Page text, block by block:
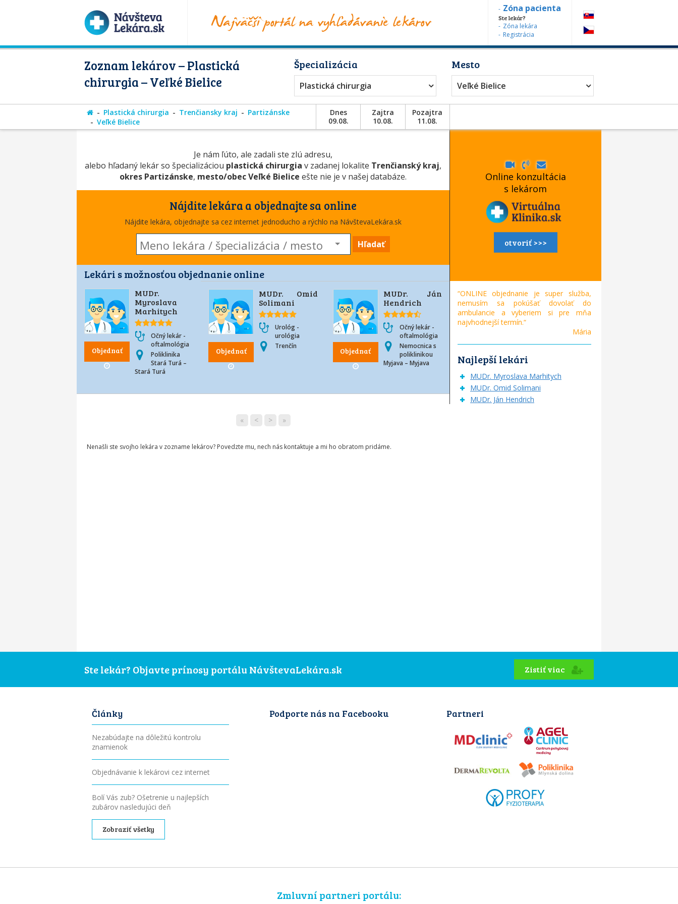
Zóna pacienta
Ste lekár?
Zóna lekára
Registrácia
Zoznam lekárov – Plastická
chirurgia – Veľké Bielice
Špecializácia
Plastická chirurgia
Mesto
Veľké Bielice
Plastická chirurgia Trenčiansky kraj
Partizánske
Veľké Bielice
Dnes
09.08.
Zajtra
10.08.
Pozajtra
11.08.
Je nám ľúto, ale zadali ste zlú adresu,
alebo hľadaný lekár so špecializáciou plastická chirurgia v zadanej lokalite Trenčianský kraj,
okres Partizánske, mesto/obec Veľké Bielice ešte nie je v našej databáze.
Nájdite lekára a objednajte sa online
Nájdite lekára, objednajte sa cez internet jednoducho a rýchlo na NávštevaLekára.sk
Hľadať
Lekári s možnosťou objednanie online
Objednať
MUDr.
Myroslava
Marhitych
Očný lekár -
oftalmológia
Poliklinika
Stará Turá –
Stará Turá
Objednať
MUDr. Omid
Solimani
Urológ -
urológia
Trenčín
Objednať
MUDr. Ján
Hendrich
Očný lekár -
oftalmológia
Nemocnica s
poliklinikou
Myjava – Myjava
« < > »
Nenašli ste svojho lekára v zozname lekárov? Povedzte mu, nech nás kontaktuje a mi ho obratom pridáme.
Online konzultácia
s lekárom
otvoriť >>>
“ONLINE objednanie je super služba,
nemusím sa pokúšať dovolať do
ambulancie a vyberiem si pre mňa
najvhodnejší termín.“
Mária
Najlepší lekári
MUDr. Myroslava Marhitych
MUDr. Omid Solimani
MUDr. Ján Hendrich
Ste lekár? Objavte prínosy portálu NávštevaLekára.sk Zistiť viac
Články
Nezabúdajte na dôležitú kontrolu
znamienok
Objednávanie k lekárovi cez internet
Bolí Vás zub? Ošetrenie u najlepších
zubárov nasledujúci deň
Zobraziť všetky
Podporte nás na Facebooku Partneri
Zmluvní partneri portálu: